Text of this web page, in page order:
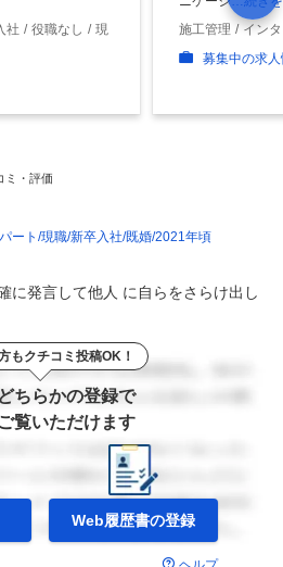
社 役職なし
現
施工管理
イン
募集中の求
ミ・評価
ート 現職 新卒入社 既婚 2021年頃
に発言して他人 に自らをさらけ出し
もクチコミ投稿OK！
ちらかの登録で
覧いただけます
Web履歴書の登録